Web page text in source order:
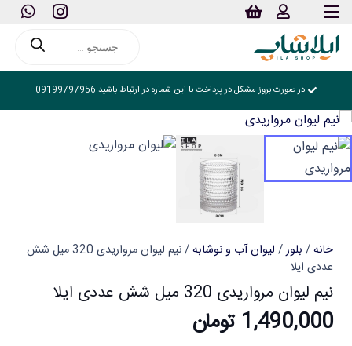
search
در صورت بروز مشکل در پرداخت با این شماره در ارتباط باشید 09199797956
خانه/ بلور/ لیوان آب و نوشابه
/ نیم لیوان مرواریدی 320 میل شش
عددی ایلا
نیم لیوان مرواریدی 320 میل شش عددی ایلا
1,490,000 تومان